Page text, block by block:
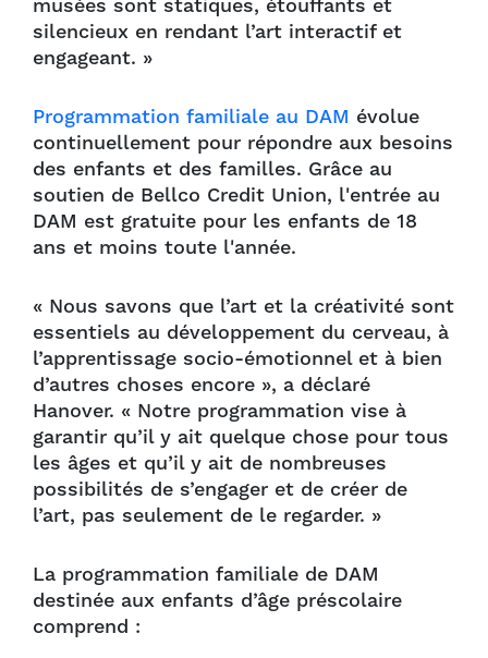
musées sont statiques, étouffants et
silencieux en rendant l’art interactif et
engageant. »
Programmation familiale au DAM évolue
continuellement pour répondre aux besoins
des enfants et des familles. Grâce au
soutien de Bellco Credit Union, l'entrée au
DAM est gratuite pour les enfants de 18
ans et moins toute l'année.
« Nous savons que l’art et la créativité sont
essentiels au développement du cerveau, à
l’apprentissage socio-émotionnel et à bien
d’autres choses encore », a déclaré
Hanover. « Notre programmation vise à
garantir qu’il y ait quelque chose pour tous
les âges et qu’il y ait de nombreuses
possibilités de s’engager et de créer de
l’art, pas seulement de le regarder. »
La programmation familiale de DAM
destinée aux enfants d’âge préscolaire
comprend :